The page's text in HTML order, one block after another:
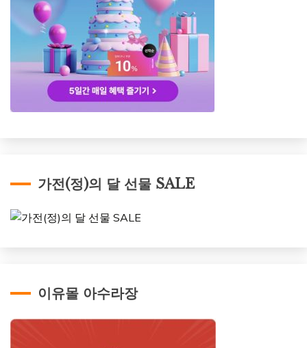
가전(정)의 달 선물 SALE
이유몰 아수라장